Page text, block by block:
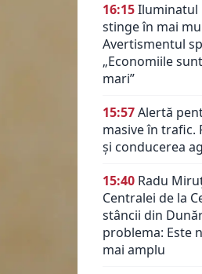
16:15Iluminatul
stinge în mai
Avertismentul
„Economiile
mari”
15:57Alertă
masive în trafic.
și conducerea
15:40 Radu
Centralei de la
stâncii din
problema: Este
mai amplu